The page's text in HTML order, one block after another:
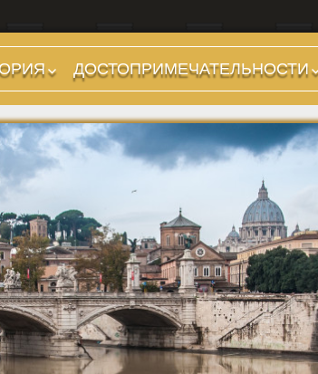
период
509 гг до н.э.)
Республика
265 гг до н.э.)
Республика
27 гг до н.э.)
Принципат
до н.э. — 284 г
Доминат
476 гг)
Века. Готы
ДОСТОПРИМЕЧАТЕЛЬНОСТИ
Холмы и остров.
Районы
Форумы, Площади,
Дороги
Стадионы, Термы
Музеи
Дохристианские
храмы
Христианские храмы,
базилики etc.
Дворцы
Арки, колонны и
обелиски